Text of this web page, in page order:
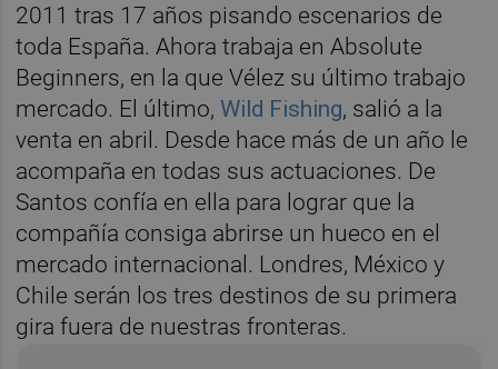
2011 tras 17 años pisando escenarios de
toda España. Ahora trabaja en Absolute
Beginners, en la que Vélez su último trabajo
mercado. El último,Wild Fishing, salió a la
venta en abril. Desde hace más de un año le
acompaña en todas sus actuaciones. De
Santos confía en ella para lograr que la
compañía consiga abrirse un hueco en el
mercado internacional. Londres, México y
Chile serán los tres destinos de su primera
gira fuera de nuestras fronteras.